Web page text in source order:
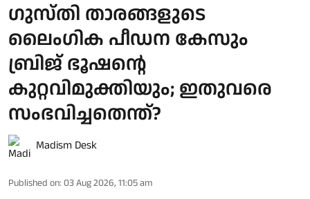
ഗുസ്തി താരങ്ങളുടെ
ലൈംഗിക പീഡന കേസും
ബ്രിജ് ഭൂഷന്റെ
കുറ്റവിമുക്തിയും; ഇതുവരെ
സംഭവിച്ചതെന്ത്?
Madism Desk
Published on: 03 Aug 2026, 11:05 am